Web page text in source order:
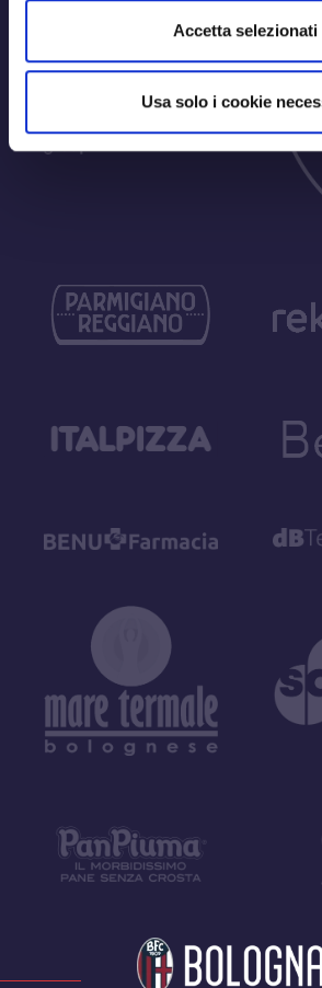
Accetta selezionati
Usa solo i cookie